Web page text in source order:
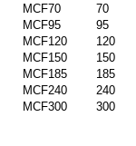
MCF70
70
MCF95
95
MCF120
120
MCF150
150
MCF185
185
MCF240
240
MCF300
300